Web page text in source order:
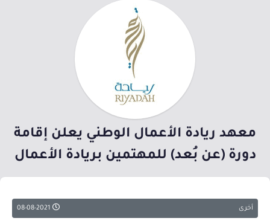
معهد ريادة الأعمال الوطني يعلن إقامة
دورة (عن بُعد) للمهتمين بريادة الأعمال
أخرى